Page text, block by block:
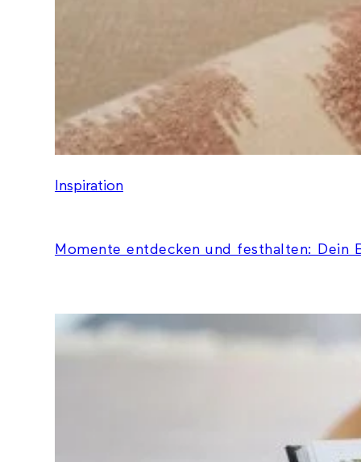
Inspiration
Momente entdecken und festhalten: Dein